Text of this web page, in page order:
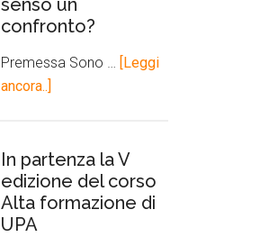
senso un
confronto?
Premessa Sono …
[Leggi
ancora..]
In partenza la V
edizione del corso
Alta formazione di
UPA